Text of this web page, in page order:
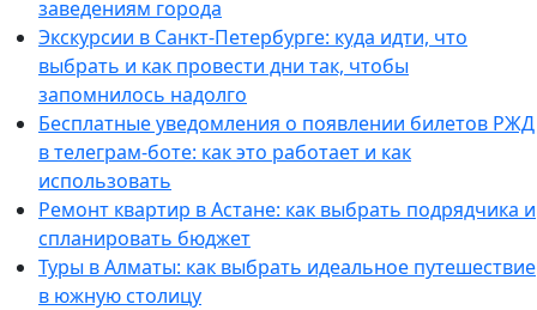
заведениям города
Экскурсии в Санкт-Петербурге: куда идти, что
выбрать и как провести дни так, чтобы
запомнилось надолго
Бесплатные уведомления о появлении билетов РЖД
в телеграм-боте: как это работает и как
использовать
Ремонт квартир в Астане: как выбрать подрядчика и
спланировать бюджет
Туры в Алматы: как выбрать идеальное путешествие
в южную столицу